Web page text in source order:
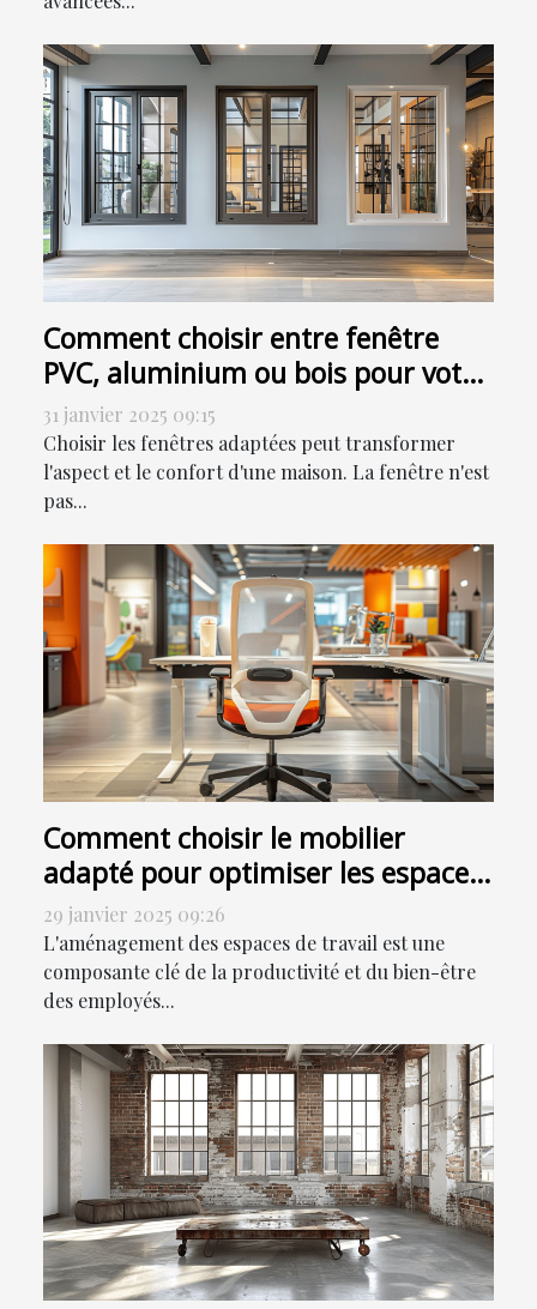
Comment choisir entre fenêtre
PVC, aluminium ou bois pour votre
maison
31 janvier 2025 09:15
Choisir les fenêtres adaptées peut transformer
l'aspect et le confort d'une maison. La fenêtre n'est
pas...
Comment choisir le mobilier
adapté pour optimiser les espaces
de travail
29 janvier 2025 09:26
L'aménagement des espaces de travail est une
composante clé de la productivité et du bien-être
des employés...